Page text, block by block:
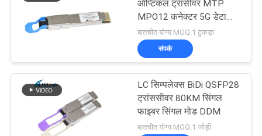
ऑप्टिकल ट्रांसीवर MTP
MPO12 कनेक्टर 5G डेटा
सेंटर के लिए
बातचीत योग्य MOQ:1 टुकड़ा
संपर्क
LC सिम्पलेक्स BiDi QSFP28
ट्रांससीवर 80KM सिंगल
फाइबर सिंगल मोड DDM
बातचीत योग्य MOQ:1 जोड़ी